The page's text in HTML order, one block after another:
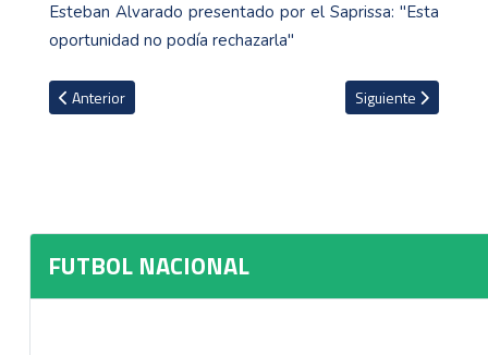
Esteban Alvarado presentado por el Saprissa: "Esta
oportunidad no podía rechazarla"
Artículo anterior: Grecia y Herediano fueron de más a menos en
Anterior Artículo siguiente:
Siguiente
FUTBOL NACIONAL